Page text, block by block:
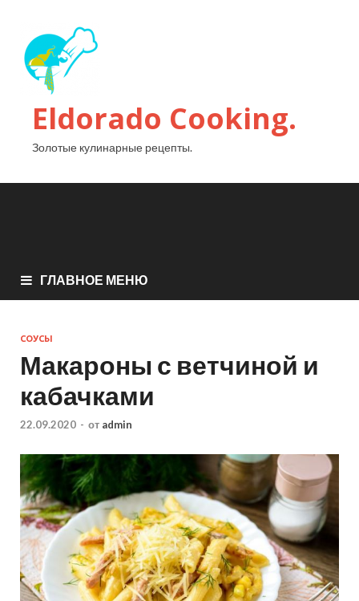
Eldorado Сooking.
Золотые кулинарные рецепты.
ГЛАВНОЕ МЕНЮ
СОУСЫ
Макароны с ветчиной и
кабачками
22.09.2020 - от admin